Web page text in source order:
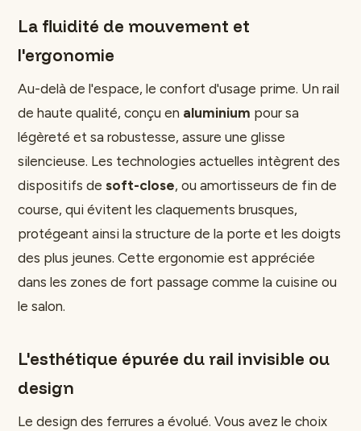
La fluidité de mouvement et
l'ergonomie
Au-delà de l'espace, le confort d'usage prime. Un rail
de haute qualité, conçu en aluminium pour sa
légèreté et sa robustesse, assure une glisse
silencieuse. Les technologies actuelles intègrent des
dispositifs de soft-close, ou amortisseurs de fin de
course, qui évitent les claquements brusques,
protégeant ainsi la structure de la porte et les doigts
des plus jeunes. Cette ergonomie est appréciée
dans les zones de fort passage comme la cuisine ou
le salon.
L'esthétique épurée du rail invisible ou
design
Le design des ferrures a évolué. Vous avez le choix